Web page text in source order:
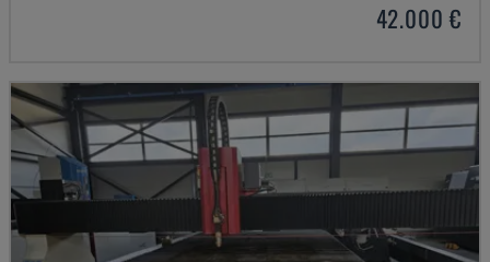
42.000 €